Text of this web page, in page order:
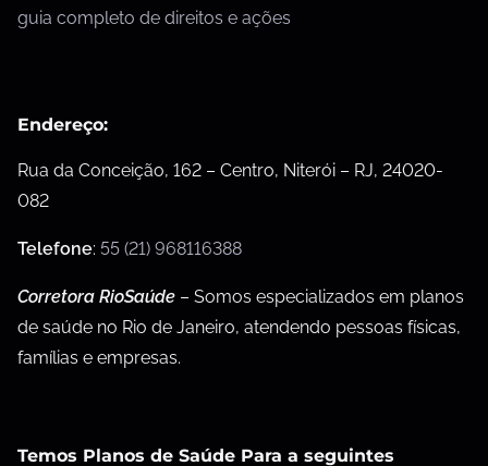
guia completo de direitos e ações
Endereço:
Rua da Conceição, 162 – Centro, Niterói – RJ, 24020-
082
Telefone: 55 (21) 968116388
Corretora RioSaúde – Somos especializados em planos
de saúde no Rio de Janeiro, atendendo pessoas físicas,
famílias e empresas.
Temos Planos de Saúde Para a seguintes